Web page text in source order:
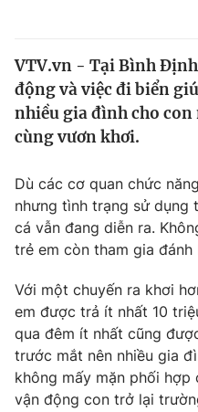
Y tế
Thế giới
Thế giới đó đây
Câu chuyện quốc tế
Kinh tế
Tài chính
Thị trường
Góc doanh nghiệp
Dữ liệu và đời sống
Truyền hình
Phim VTV
Hậu trường
Nhân vật
Giải trí
Điện ảnh
Đời sống
Giáo dục
VTV.vn - Tại Bình
động và việc đi biển
nhiều gia đình cho
cùng vươn khơi.
Dù các cơ quan chức
nhưng tình trạng sử dụng
cá vẫn đang diễn ra.
trẻ em còn tham gia đánh
Với một chuyến ra khơi
em được trả ít nhất 10
qua đêm ít nhất cũng
trước mắt nên nhiều gia
không mấy mặn phối hợp
vận động con trở lại